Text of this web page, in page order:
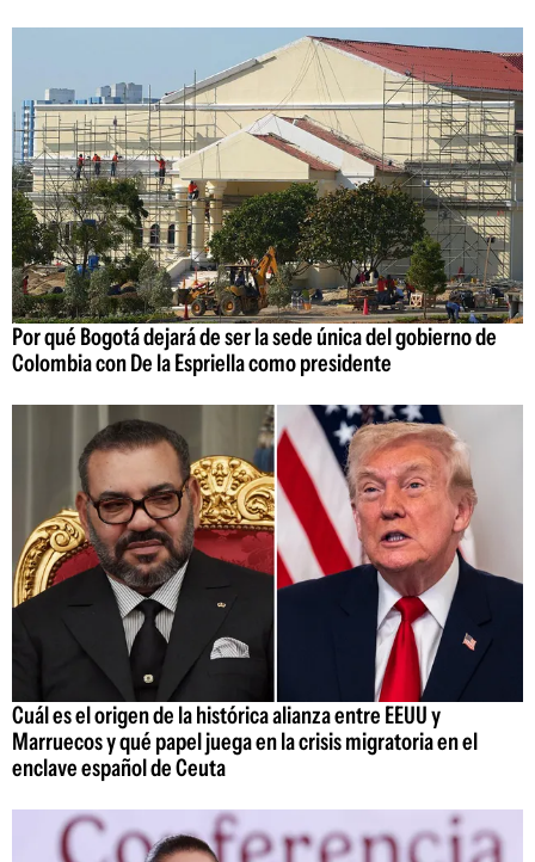
Por qué Bogotá dejará de ser la sede única del gobierno de
Colombia con De la Espriella como presidente
Cuál es el origen de la histórica alianza entre EEUU y
Marruecos y qué papel juega en la crisis migratoria en el
enclave español de Ceuta